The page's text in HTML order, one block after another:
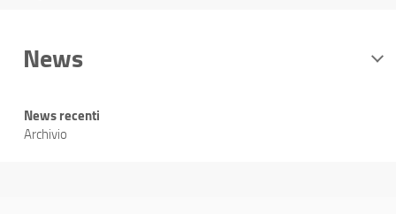
News
News recenti
Archivio